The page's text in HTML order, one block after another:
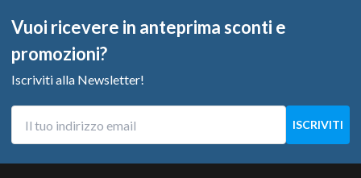
Vuoi ricevere in anteprima sconti e
promozioni?
Iscriviti alla Newsletter!